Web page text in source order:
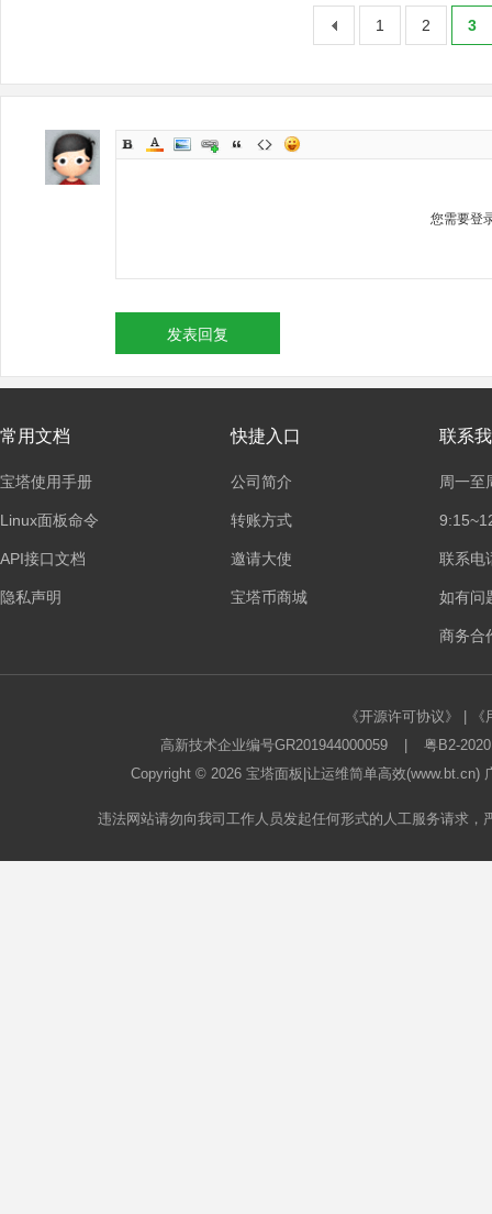
1 2 3
您需要登
发表回复
常用文档
宝塔使用手册
Linux面板命令
API接口文档
隐私声明
快捷入口
公司简介
转账方式
邀请大使
宝塔币商城
联系
周一至
联系电
如有问
商务合
《开源许可协议》
高新技术企业编号GR201944000059
粤B2-
Copyright © 2026 宝塔面板 |让运维简单高效
违法网站请勿向我司工作人员发起任何形式的人工服务请求，